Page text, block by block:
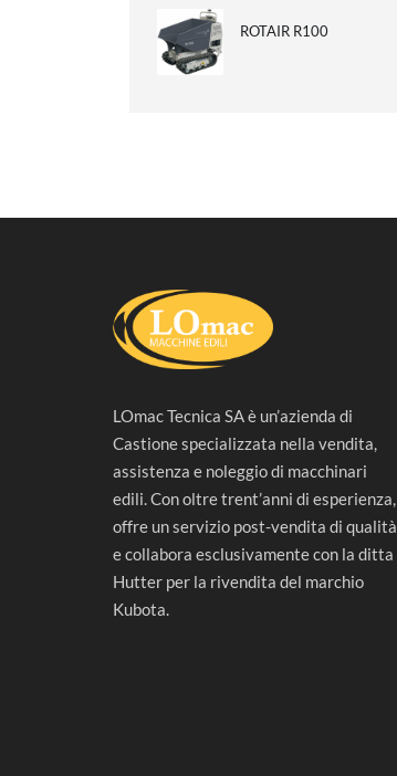
ROTAIR R100
LOmac Tecnica SA è un’azienda di
Castione specializzata nella vendita,
assistenza e noleggio di macchinari
edili. Con oltre trent’anni di esperienza,
offre un servizio post-vendita di qualità
e collabora esclusivamente con la ditta
Hutter per la rivendita del marchio
Kubota.